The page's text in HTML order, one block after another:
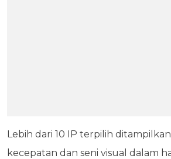
Lebih dari 10 IP terpilih
kecepatan dan seni visual dalam